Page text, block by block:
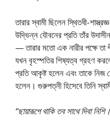
তারার স্বামী ছিলেন স্থিতধী-
উদ্ভিন্ন যৌবনের প্রতি তাঁর
— তারার মতো এক নারীর পক্ষে তা
যখন বৃহস্পতির শিষ্যত্ব গ্রহণ
প্রতি আকৃষ্ট হলেন এবং তাকে নিজ
হলেন। গুরুপত্নী হিসেবে তিনি
“ছায়ারূপে থাকি তব সাথে দিবা